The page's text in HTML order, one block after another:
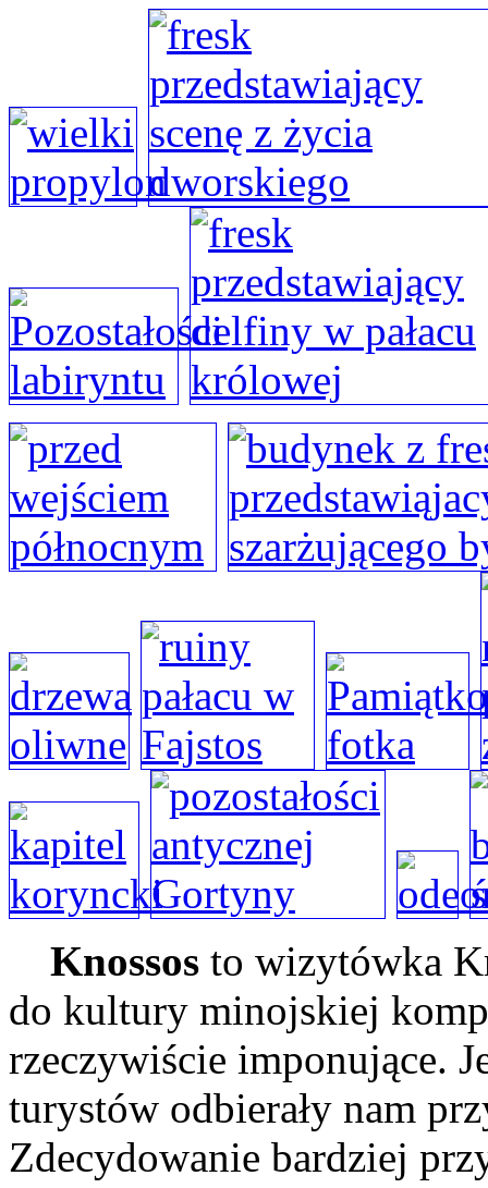
Knossosto wizytówka
do kultury minojskiej
rzeczywiście imponujące.
turystów odbierały nam
Zdecydowanie bardziej